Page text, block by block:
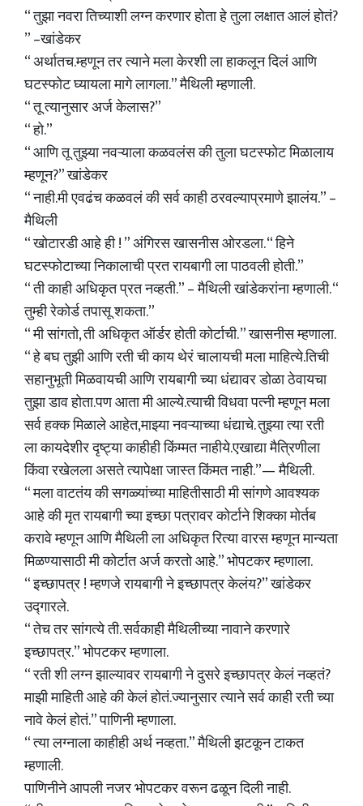
“ तुझा नवरा तिच्याशी लग्न करणार होता हे तुला लक्षात आलं होतं?
” –खांडेकर
“ अर्थातच.म्हणून तर त्याने मला केरशी ला हाकलून दिलं आणि
घटस्फोट घ्यायला मागे लागला.” मैथिली म्हणाली.
“ तू त्यानुसार अर्ज केलास?”
“ हो.”
“ आणि तू तुझ्या नवऱ्याला कळवलंस की तुला घटस्फोट मिळालाय
म्हणून?” खांडेकर
“ नाही.मी एवढंच कळवलं की सर्व काही ठरवल्याप्रमाणे झालंय.” –
मैथिली
“ खोटारडी आहे ही ! ” अंगिरस खासनीस ओरडला. “ हिने
घटस्फोटाच्या निकालाची प्रत रायबागी ला पाठवली होती.”
“ ती काही अधिकृत प्रत नव्हती.” – मैथिली खांडेकरांना म्हणाली. “
तुम्ही रेकोर्ड तपासू शकता.”
“ मी सांगतो, ती अधिकृत ऑर्डर होती कोर्टाची. ” खासनीस म्हणाला.
“ हे बघ तुझी आणि रती ची काय थेरं चालायची मला माहित्ये.तिची
सहानुभूती मिळवायची आणि रायबागी च्या धंद्यावर डोळा ठेवायचा
तुझा डाव होता.पण आता मी आल्ये.त्याची विधवा पत्नी म्हणून मला
सर्व हक्क मिळाले आहेत,माझ्या नवऱ्याच्या धंद्याचे. तुझ्या त्या रती
ला कायदेशीर दृष्ट्या काहीही किंम्मत नाहीये.एखाद्या मैत्रिणीला
किंवा रखेलला असते त्यापेक्षा जास्त किंमत नाही.”— मैथिली.
“ मला वाटतंय की सगळ्यांच्या माहितीसाठी मी सांगणे आवश्यक
आहे की मृत रायबागी च्या इच्छा पत्रावर कोर्टाने शिक्का मोर्तब
करावे म्हणून आणि मैथिली ला अधिकृत रित्या वारस म्हणून मान्यता
मिळण्यासाठी मी कोर्टात अर्ज करतो आहे.” भोपटकर म्हणाला.
“ इच्छापत्र ! म्हणजे रायबागी ने इच्छापत्र केलंय?” खांडेकर
उद्गारले.
“ तेच तर सांगत्ये ती. सर्वकाही मैथिलीच्या नावाने करणारे
इच्छापत्र.” भोपटकर म्हणाला.
“ रती शी लग्न झाल्यावर रायबागी ने दुसरे इच्छापत्र केलं नव्हतं?
माझी माहिती आहे की केलं होतं.ज्यानुसार त्याने सर्व काही रती च्या
नावे केलं होतं.” पाणिनी म्हणाला.
“ त्या लग्नाला काहीही अर्थ नव्हता.” मैथिली झटकून टाकत
म्हणाली.
पाणिनीने आपली नजर भोपटकर वरून ढळून दिली नाही.